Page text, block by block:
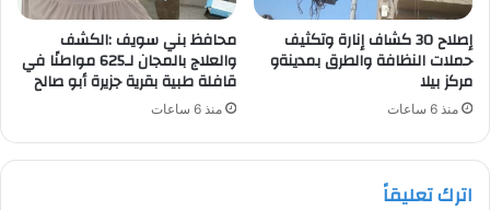
إصلاح 30 كشاف إنارة وتكثيف
حملات النظافة والطرق بمدينةو
مركز بيلا
منذ 6 ساعات
محافظ بني سويف :الكشف
والعلاج بالمجان لـ625 مواطنًا في
قافلة طبية بقرية جزيرة أبو صالح
منذ 6 ساعات
اترك تعليقاً